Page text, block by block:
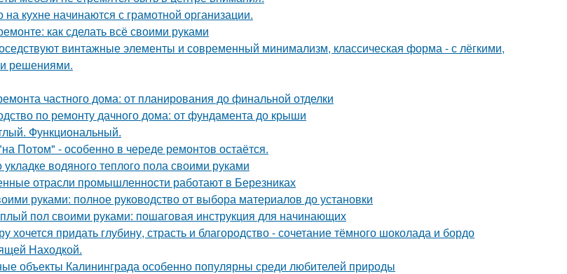
на кухне начинаются с грамотной организации.
как сделать всё своими руками
винтажные элементы и современный минимализм, классическая форма - с лёгкими,
решениями.
частного дома: от планирования до финальной отделки
по ремонту дачного дома: от фундамента до крыши
Функциональный.
Потом" - особенно в череде ремонтов остаётся.
водяного теплого пола своими руками
отрасли промышленности работают в Березниках
руками: полное руководство от выбора материалов до установки
пол своими руками: пошаговая инструкция для начинающих
хочется придать глубину, страсть и благородство - сочетание тёмного шоколада и бордо
Находкой.
объекты Калининграда особенно популярны среди любителей природы